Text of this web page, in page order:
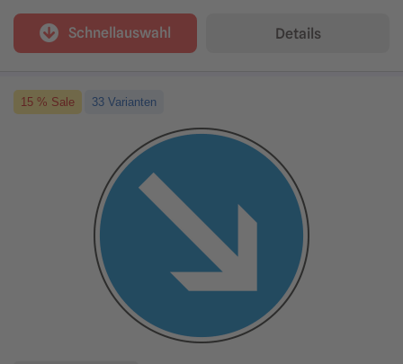
Schnellauswahl Details
15 % Sale 33 Varianten